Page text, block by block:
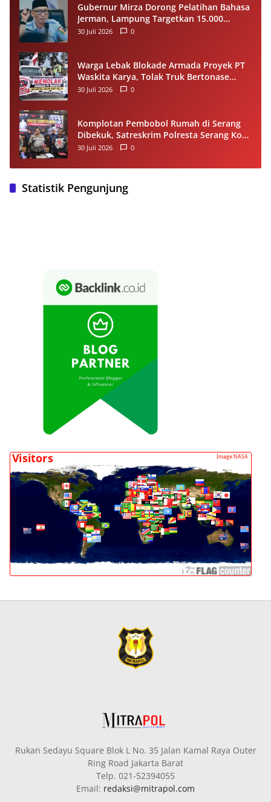
Gubernur Mirza Dorong Pelatihan Bahasa
Jerman, Lampung Targetkan 15.000
Pekerja Terampil ke Luar Negeri per
30 Juli 2026 0
Warga Lebak Blokade Armada Proyek PT
Waskita Karya, Tolak Truk Bertonase
Besar Melintasi Jalan Kopi–Sangiang Maja
30 Juli 2026 0
Komplotan Pembobol Rumah di Serang
Dibekuk, Satreskrim Polresta Serang Kota
Tangkap 4 Pelaku dan Kejar Satu DPO
30 Juli 2026 0
Statistik Pengunjung
Rukan Sedayu Square Blok L No. 35 Jalan Kamal Raya Outer
Ring Road Jakarta Barat
Telp. 021-52394055
Email: redaksi@mitrapol.com